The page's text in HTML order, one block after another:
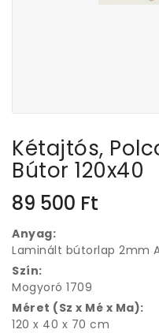
Kétajtós,
Bútor 120x40
89 500 Ft
Anyag:
Laminált bútorlap 2mm
Szín:
Mogyoró 1709
Méret (Sz x Mé x Ma):
120 x 40 x 70 cm